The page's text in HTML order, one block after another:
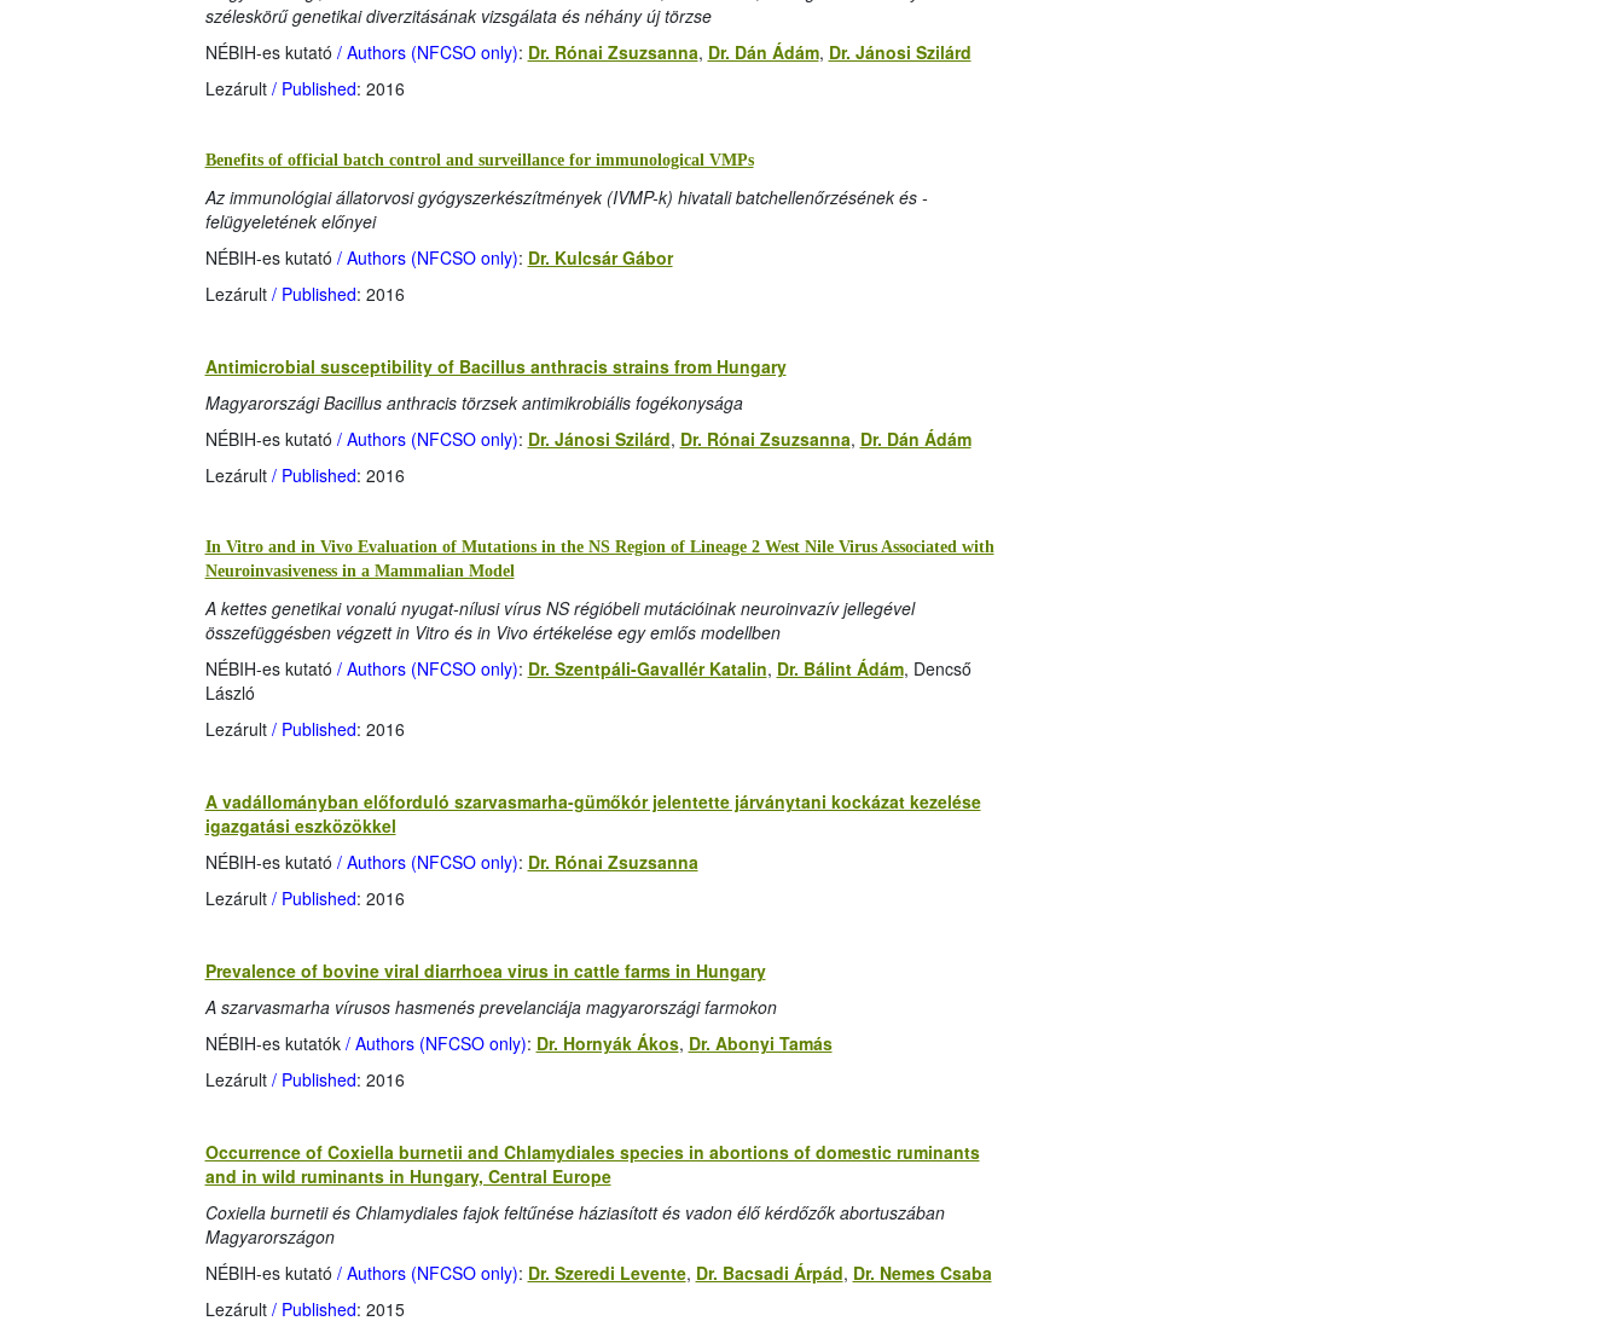
széleskörű genetikai diverzitásának vizsgálata és néhány új törzse
NÉBIH-es kutató / Authors (NFCSO only): Dr. Rónai Zsuzsanna, Dr. Dán Ádám, Dr. Jánosi Szilárd
Lezárult/ Published: 2016
Benefits of official batch control and surveillance for immunological VMPs
Az immunológiai állatorvosi gyógyszerkészítmények (IVMP-k) hivatali batchellenőrzésének és -
felügyeletének előnyei
NÉBIH-es kutató / Authors (NFCSO only): Dr. Kulcsár Gábor
Lezárult/ Published: 2016
Antimicrobial susceptibility of Bacillus anthracis strains from Hungary
Magyarországi Bacillus anthracis törzsek antimikrobiális fogékonysága
NÉBIH-es kutató / Authors (NFCSO only): Dr. Jánosi Szilárd, Dr. Rónai Zsuzsanna, Dr. Dán Ádám
Lezárult/ Published: 2016
In Vitro and in Vivo Evaluation of Mutations in the NS Region of Lineage 2 West Nile Virus Associated with
Neuroinvasiveness in a Mammalian Model
A kettes genetikai vonalú nyugat-nílusi vírus NS régióbeli mutációinak neuroinvazív jellegével
összefüggésben végzett in Vitro és in Vivo értékelése egy emlős modellben
NÉBIH-es kutató / Authors (NFCSO only): Dr. Szentpáli-Gavallér Katalin, Dr. Bálint Ádám, Dencső
László
Lezárult/ Published: 2016
A vadállományban előforduló szarvasmarha-gümőkór jelentette járványtani kockázat kezelése
igazgatási eszközökkel
NÉBIH-es kutató / Authors (NFCSO only): Dr. Rónai Zsuzsanna
Lezárult/ Published: 2016
Prevalence of bovine viral diarrhoea virus in cattle farms in Hungary
A szarvasmarha vírusos hasmenés prevelanciája magyarországi farmokon
NÉBIH-es kutatók / Authors (NFCSO only): Dr. Hornyák Ákos, Dr. Abonyi Tamás
Lezárult/ Published: 2016
Occurrence of Coxiella burnetii and Chlamydiales species in abortions of domestic ruminants
and in wild ruminants in Hungary, Central Europe
Coxiella burnetii és Chlamydiales fajok feltűnése háziasított és vadon élő kérdőzők abortuszában
Magyarországon
NÉBIH-es kutató / Authors (NFCSO only): Dr. Szeredi Levente, Dr. Bacsadi Árpád, Dr. Nemes Csaba
Lezárult/ Published: 2015